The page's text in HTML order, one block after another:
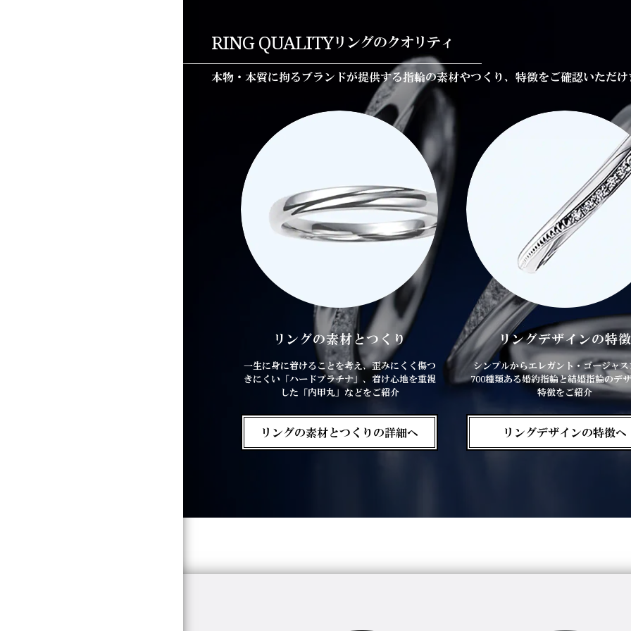
RING QUALITYリングのクオリティ
本物・本質に拘るブランドが提供する指輪の素材やつくり、特徴をご確認いただ
リングの素材とつくり
一生に身に着けることを考え、歪みにくく傷つ
きにくい「ハードプラチナ」、着け心地を重視
した「内甲丸」などをご紹介
リングの素材とつくりの詳細へ
リングデザインの特徴
シンプルからエレガント・ゴージャ
700種類ある婚約指輪と結婚指輪のデ
特徴をご紹介
リングデザインの特徴へ